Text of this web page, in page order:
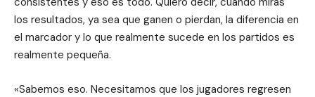
los resultados, ya sea que ganen o pierdan, la diferencia en
el marcador y lo que realmente sucede en los partidos es
realmente pequeña.
«Sabemos eso. Necesitamos que los jugadores regresen